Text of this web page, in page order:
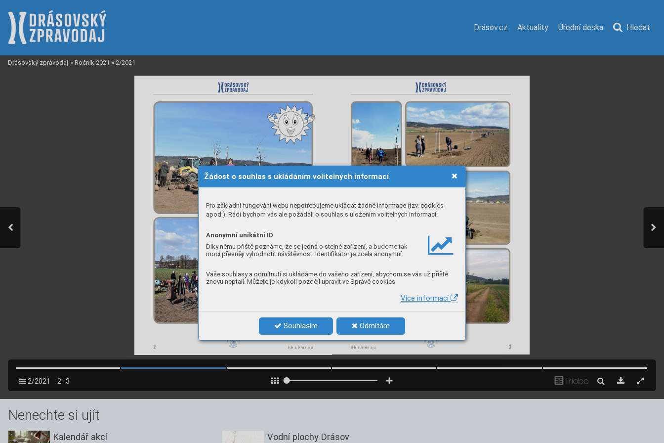
Žádost o souhlas s ukládáním volitelných informací
Pro základní fungování webu nepotřebujeme ukládat žádné informace (tzv. cookies
apod.). Rádi bychom vás ale požádali o souhlas s uložením volitelných informací:
Anonymní unikátní ID
Díky němu příště poznáme, že se jedná o stejné zařízení, a budeme tak
moci přesněji vyhodnotit návštěvnost. Identifikátor je zcela anonymní.
Vaše souhlasy a odmítnutí si ukládáme do vašeho zařízení, abychom se vás už příště
znovu neptali. Můžete je kdykoli později upravit ve Správě cookies
Více informací
Souhlasím Odmítám
Drásov.cz Aktuality Úřední deska Hledat
Drásovský zpravodaj » Ročník 2021 » 2/2021
2 číslo 2, červen 2021 číslo 2, červen 2021 3
2/2021 2–3
Nenechte si ujít
Kalendář akcí Vodní plochy Drásov